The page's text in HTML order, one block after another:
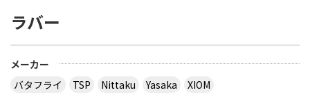
ラバー
メーカー
バタフライ
TSP Nittaku Yasaka
XIOM